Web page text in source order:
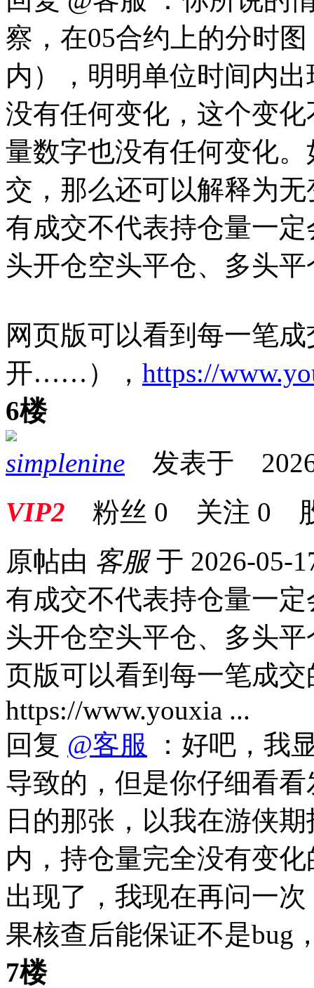
察，在05合约上的分时
内），明明单位时间内
没有任何变化，这个变
量数字也没有任何变化
交，那么还可以解释为
有成交不代表持仓量一
头开仓空头平仓、多头
网页版可以看到每一笔
开……）， https://
6楼
simplenine 发表于
VIP2 粉丝 0 关注 0
原帖由 客服于 2026-05-
有成交不代表持仓量一
头开仓空头平仓、多头
页版可以看到每一笔成
https://www.youxia ...
回复 @客服 ：好吧，我
导致的，但是你仔细看
日的那张，以我在游侠
内，持仓量完全没有变
出现了，我现在再问一
果核查后能保证不是bug
7楼